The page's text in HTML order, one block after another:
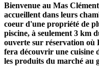
Bienvenue au Mas
accueillent dans leurs
coeur d'une propriété de
piscine, à seulement 3 km
ouverte sur réservation où
fera découvrir une cuisine
les produits du marché au